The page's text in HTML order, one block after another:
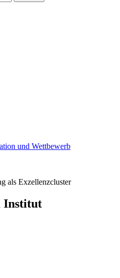
als Exzellenzcluster
Institut